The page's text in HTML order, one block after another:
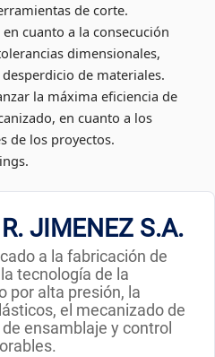
de corte.
cuanto a la consecución
dimensionales,
de materiales.
la máxima eficiencia de
en cuanto a los
de los proyectos.
R. JIMENEZ S.A.
a la fabricación de
tecnología de la
por alta presión, la
el mecanizado de
ensamblaje y control